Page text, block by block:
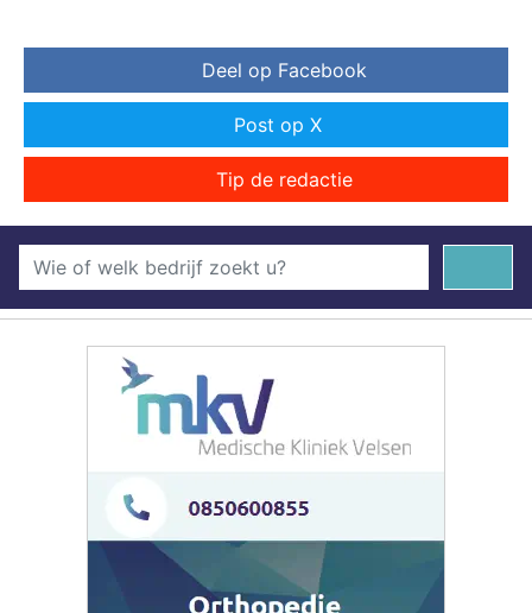
Deel op Facebook
Post op X
Tip de redactie